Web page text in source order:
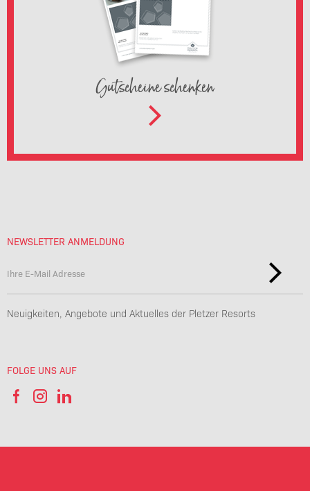
Gutscheine schenken
NEWSLETTER ANMELDUNG
Neuigkeiten, Angebote und Aktuelles der Pletzer Resorts
FOLGE UNS AUF